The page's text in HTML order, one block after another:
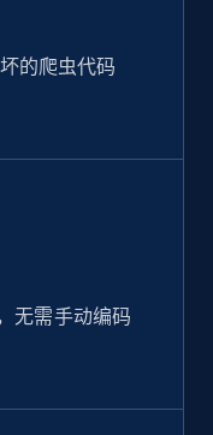
的爬虫代码
无需手动编码